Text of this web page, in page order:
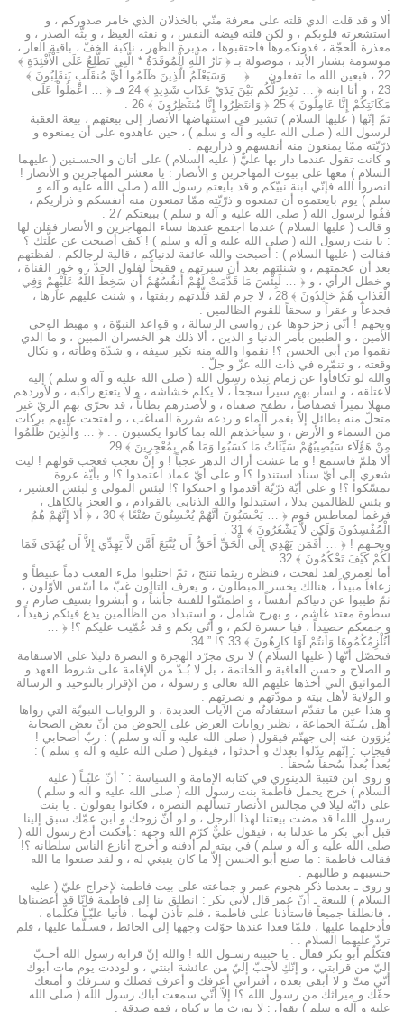
ألا و قد قلت الذي قلته على معرفة منّي بالخذلان الذي خامر صدوركم ، و
استشعرته قلوبكم ، و لكن قلته فيضة النفس ، و نفثة الغيظ ، و بثّة الصدر ، و
معذرة الحجّة ، فدونكموها فاحتقبوها ، مدبرة الظهر ، ناكبة الخفّ ، باقية العار ،
موسومة بشنار الأبد ، موصولة بـ ﴿ نَارُ اللَّهِ الْمُوقَدَةُ * الَّتِي تَطَّلِعُ عَلَى الْأَفْئِدَةِ ﴾
22 ، فبعين الله ما تفعلون . . ﴿ … وَسَيَعْلَمُ الَّذِينَ ظَلَمُوا أَيَّ مُنقَلَبٍ يَنقَلِبُونَ ﴾
23 ، و أنا ابنة ﴿ … نَذِيرٌ لَّكُم بَيْنَ يَدَيْ عَذَابٍ شَدِيدٍ ﴾ 24 فـ ﴿ … اعْمَلُواْ عَلَى
مَكَانَتِكُمْ إِنَّا عَامِلُونَ ﴾ 25 ﴿ وَانتَظِرُوا إِنَّا مُنتَظِرُونَ ﴾ 26 .
ثمّ إنّها ( عليها السلام ) تشير في استنهاضها الأنصار إلى بيعتهم ، بيعة العقبة
لرسول الله ( صلى الله عليه و آله و سلم ) ، حين عاهدوه على أن يمنعوه و
ذرّيّته ممّا يمنعون منه أنفسهم و ذراريهم .
و كانت تقول عندما دار بها عليٌّ ( عليه السلام ) على أتان و الحسـنين ( عليهما
السلام ) معها على بيوت المهاجرين و الأنصار : يا معشر المهاجرين و الأنصار !
انصروا الله فإنّي ابنة نبيّكم و قد بايعتم رسول الله ( صلى الله عليه و آله و
سلم ) يوم بايعتموه أن تمنعوه و ذرّيّته ممّا تمنعون منه أنفسكم و ذراريكم ،
فَفُوا لرسول الله ( صلى الله عليه و آله و سلم ) ببيعتكم 27 .
و قالت ( عليها السلام ) عندما اجتمع عندها نساء المهاجرين و الأنصار فقلن لها
: يا بنت رسول الله ( صلى الله عليه و آله و سلم ) ! كيف أصبحت عن علّتك ؟
فقالت ( عليها السلام ) : أصبحت والله عائفة لدنياكم ، قالية لرجالكم ، لفظتهم
بعد أن عجمتهم ، و شنئتهم بعد أن سبرتهم ، فقبحاً لفلول الحدّ ، و خور القناة ،
و خطل الرأي ، و ﴿ … لَبِئْسَ مَا قَدَّمَتْ لَهُمْ أَنفُسُهُمْ أَن سَخِطَ اللّهُ عَلَيْهِمْ وَفِي
الْعَذَابِ هُمْ خَالِدُونَ ﴾ 28 ، لا جرم لقد قلّدتهم ربقتها ، و شنت عليهم عارها ،
فجدعاً و عقراً و سحقاً للقوم الظالمين .
ويحهم ! أنّى زحزحوها عن رواسي الرسالة ، و قواعد النبوّة ، و مهبط الوحي
الأمين ، و الطبين بأمر الدنيا و الدين ، ألا ذلك هو الخسران المبين ، و ما الذي
نقموا من أبي الحسن ؟! نقموا والله منه نكير سيفه ، و شدّة وطأته ، و نكال
وقعته ، و تنمّره في ذات الله عزّ و جلّ .
والله لو تكافأوا عن زمام نبذه رسول الله ( صلى الله عليه و آله و سلم ) إليه
لاعتلقه ، و لسار بهم سيراً سجحاً ، لا يكلم خشاشه ، و لا يتعتع راكبه ، و لأوردهم
منهلا نميراً فضفاضاً ، تطفح ضفتاه ، و لأصدرهم بطاناً ، قد تحرّى بهم الريّ غير
متحلّ منه بطائل إلاّ بغمر الماء و ردعه شررة الساغب ، و لفتحت عليهم بركات
من السماء و الأرض ، و سيأخذهم الله بما كانوا يكسبون . . ﴿ … وَالَّذِينَ ظَلَمُوا
مِنْ هَؤُلَاء سَيُصِيبُهُمْ سَيِّئَاتُ مَا كَسَبُوا وَمَا هُم بِمُعْجِزِينَ ﴾ 29 .
ألا هلمّ فاستمع ! و ما عشت أراك الدهر عجباً ! و إنْ تعجب فعجب قولهم ! ليت
شعري إلى أيّ سناد استندوا ؟! و على أيّ عماد اعتمدوا ؟! و بأيّة عروة
تمسّكوا ؟! و على أيّة ذرّيّة أقدموا و احتنكوا ؟! لبئس المولى و لبئس العشير ،
و بئس للظالمين بدلا ، استبدلوا والله الذنابى بالقوادم ، و العجز بالكاهل ،
فرغماً لمعاطس قوم ﴿ … يَحْسَبُونَ أَنَّهُمْ يُحْسِنُونَ صُنْعًا ﴾ 30 ، ﴿ أَلا إِنَّهُمْ هُمُ
الْمُفْسِدُونَ وَلَكِن لاَّ يَشْعُرُونَ ﴾ 31 .
ويحـهم ! ﴿ … أَفَمَن يَهْدِي إِلَى الْحَقِّ أَحَقُّ أَن يُتَّبَعَ أَمَّن لاَّ يَهِدِّيَ إِلاَّ أَن يُهْدَى فَمَا
لَكُمْ كَيْفَ تَحْكُمُونَ ﴾ 32 .
أما لعمري لقد لقحت ، فنظرة ريثما تنتج ، ثمّ احتلبوا ملء القعب دماً عبيطاً و
زعافاً مبيداً ، هنالك يخسر المبطلون ، و يعرف التالون غبّ ما أسّس الأوّلون ،
ثمّ طيبوا عن دنياكم أنفساً ، و اطمئنّوا للفتنة جأشاً ، و أبشروا بسيف صارم ، و
سطوة معتد غاشم ، و بهرج شامل ، و استبداد من الظالمين يدع فيئكم زهيداً ،
و جمعكم حصيداً ، فيا حسرة لكم ، و أنّى بكم و قد عُمّيت عليكم ؟! ﴿ …
أَنُلْزِمُكُمُوهَا وَأَنتُمْ لَهَا كَارِهُونَ ﴾ 33 ؟! ” 34 .
فتحصّل أنّها ( عليها السلام ) لا ترى مجرّد الهجرة و النصرة دليلا على الاستقامة
و الصلاح و حسن العاقبة و الخاتمة ، بل لا بُـدّ من الإقامة على شروط العهد و
المواثيق التي أخذها عليهم الله تعالى و رسوله ، من الإقرار بالتوحيد و الرسالة
و الولاية لأهل بيته و مودّتهم و نصرتهم .
و هذا عين ما تقدّم استفادتُه من الآيات العديدة ، و الروايات النبويّة التي رواها
أهل سُـنّة الجماعة ، نظير روايات العرض على الحوض من أنّ بعض الصحابة
يُزوَون عنه إلى جهنّم فيقول ( صلى الله عليه و آله و سلم ) : ربّ أصحابي !
فيجاب : إنّهم بدّلوا بعدك و أحدثوا ، فيقول ( صلى الله عليه و آله و سلم ) :
بُعداً بُعداً سُحقاً سُحقاً .
و روى ابن قتيبة الدينوري في كتابه الإمامة و السياسة : ” أنّ عليّـاً ( عليه
السلام ) خرج يحمل فاطمة بنت رسول الله ( صلى الله عليه و آله و سلم )
على دابّة ليلا في مجالس الأنصار تسألهم النصرة ، فكانوا يقولون : يا بنت
رسول الله! قد مضت بيعتنا لهذا الرجل ، و لو أنّ زوجك و ابن عمّك سبق إلينا
قبل أبي بكر ما عدلنا به ، فيقول عليٌّ كرّم الله وجهه : أفكنت أدع رسول الله (
صلى الله عليه و آله و سلم ) في بيته لم أدفنه و أخرج أُنازع الناس سلطانه ؟!
فقالت فاطمة : ما صنع أبو الحسن إلاّ ما كان ينبغي له ، و لقد صنعوا ما الله
حسيبهم و طالبهم .
و روى ـ بعدما ذكر هجوم عمر و جماعته على بيت فاطمة لإخراج عليّ ( عليه
السلام ) للبيعة ـ أنّ عمر قال لأبي بكر : انطلق بنا إلى فاطمة فإنّا قد أغضبناها
، فانطلقا جميعاً فاستأذنا على فاطمة ، فلم تأذن لهما ، فأتيا عليّـاً فكلّماه ،
فأدخلهما عليها ، فلمّا قعدا عندها حوّلت وجهها إلى الحائط ، فسـلّما عليها ، فلم
تردّ عليهما السلام . .
فتكلّم أبو بكر فقال : يا حبيبة رسـول الله ! والله إنّ قرابة رسول الله أحـبّ
إليّ من قرابتي ، و إنّكِ لأحبّ إليّ من عائشة ابنتي ، و لوددت يوم مات أبوك
أنّي متّ و لا أبقى بعده ، أفتراني أعرفك و أعرف فضلك و شـرفك و أمنعك
حقّك و ميراثك من رسول الله ؟! إلاّ أنّي سمعت أباك رسول الله ( صلى الله
عليه و آله و سلم ) يقول : لا نورث ما تركناه ، فهو صدقة .